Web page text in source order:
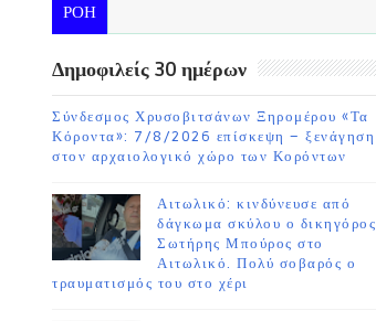
ΡΟΗ
Δημοφιλείς 30 ημέρων
Σύνδεσμος Χρυσοβιτσάνων Ξηρομέρου «Τα
Κόροντα»: 7/8/2026 επίσκεψη – ξενάγηση
στον αρχαιολογικό χώρο των Κορόντων
Αιτωλικό: κινδύνευσε από
δάγκωμα σκύλου ο δικηγόρος
Σωτήρης Μπούρος στο
Αιτωλικό. Πολύ σοβαρός ο
τραυματισμός του στο χέρι